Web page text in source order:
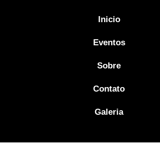
Inicio
Eventos
Sobre
Contato
Galeria